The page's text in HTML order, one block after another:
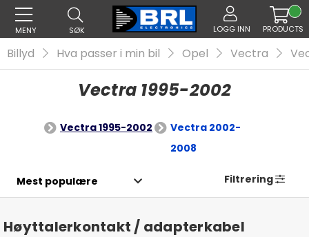
MENY SØK LOGG INN PRODUCTS
Billyd Hva passer i min bil Opel Vectra
Vectra 1995-2002
Vectra 1995-2002
Vectra 2002-
2008
Filtrering
Høyttalerkontakt / adapterkabel